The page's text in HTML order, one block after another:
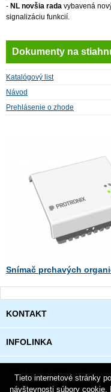
- NL novšia rada vybavená
signalizáciu funkcií.
Dokumenty na
Katalógový list
Návod
Prehlásenie o zhode
Snímač prchavých
KONTAKT
INFOLINKA
Tieto internetové stránky
návštevnosti súbory